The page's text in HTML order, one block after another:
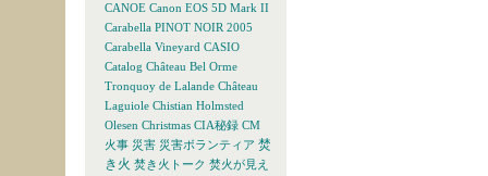
CANOE Canon EOS 5D Mark II
Carabella PINOT NOIR 2005
Carabella Vineyard CASIO
Catalog Château Bel Orme
Tronquoy de Lalande Château
Laguiole Chistian Holmsted
Olesen Christmas CIA秘録 CM
火事 災害 災害ボランティア 焚
き火 焚き火トーク 焚火が見え